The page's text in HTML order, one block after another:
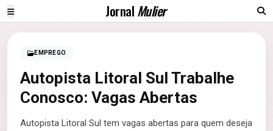
JornalMulier
EMPREGO
Autopista Litoral Sul Trabalhe
Conosco: Vagas Abertas
Autopista Litoral Sul tem vagas abertas para quem deseja